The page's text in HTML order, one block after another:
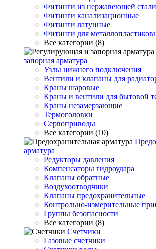
Фитинги из нержавеющей стали
Фитинги канализационные
Фитинги латунные
Фитинги для
Все категории (8)
запорная арматура
Узлы нижнего подключения
Вентили и клапаны для
Краны шаровые
Краны и вентили для бытовой
Краны незамерзающие
Термоголовки
Сервоприводы
Все категории (10)
арматура
Редукторы давления
Компенсаторы гидроудара
Клапаны обратные
Воздухоотводчики
Клапаны предохранительные
Контрольно-измерительные
Группы безопасности
Все категории (8)
Счетчики
Газовые счетчики